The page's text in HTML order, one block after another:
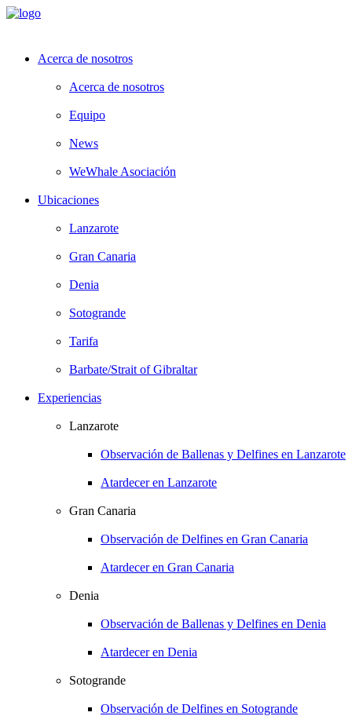
Acerca de nosotros
Acerca de nosotros
Equipo
News
WeWhale Asociación
Ubicaciones
Lanzarote
Gran Canaria
Denia
Sotogrande
Tarifa
Barbate/Strait of Gibraltar
Experiencias
Lanzarote
Observación de Ballenas y Delfines en Lanzarote
Atardecer en Lanzarote
Gran Canaria
Observación de Delfines en Gran Canaria
Atardecer en Gran Canaria
Denia
Observación de Ballenas y Delfines en Denia
Atardecer en Denia
Sotogrande
Observación de Delfines en Sotogrande